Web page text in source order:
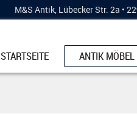
M&S Antik, Lübecker Str. 2a •
STARTSEITE ANTIK